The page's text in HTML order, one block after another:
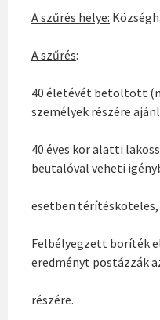
A szűrés helye:
A szűrés:
40 életévét betöltött
személyek részére
40 éves kor alatti
beutalóval veheti
esetben térítésköteles,
Felbélyegzett boríték
eredményt postázzák
részére.